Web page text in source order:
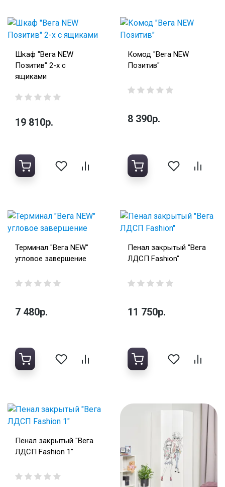
Шкаф "Вега NEW
Позитив" 2-х с
ящиками
19 810р.
Комод "Вега NEW
Позитив"
8 390р.
Терминал "Вега NEW"
угловое завершение
7 480р.
Пенал закрытый "Вега
ЛДСП Fashion"
11 750р.
Пенал закрытый "Вега
ЛДСП Fashion 1"